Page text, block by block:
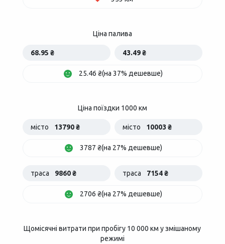
Ціна палива
68.95 ₴ 43.49 ₴
25.46 ₴(на 37% дешевше)
Ціна поїздки 1000 км
місто 13790 ₴ місто 10003 ₴
3787 ₴(на 27% дешевше)
траса 9860 ₴ траса 7154 ₴
2706 ₴(на 27% дешевше)
Щомісячні витрати при пробігу 10 000 км у змішаному
режимі